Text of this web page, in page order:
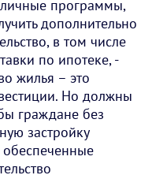
программы,
дополнительно
в том числе
по ипотеке, -
жилья – это
Но должны
граждане без
застройку
обеспеченные